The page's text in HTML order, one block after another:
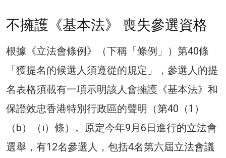
不擁護《基本法》 喪失參選資格
根據《立法會條例》（下稱「條例」）第40條
「獲提名的候選人須遵從的規定」，參選人的提
名表格須載有一項示明該人會擁護《基本法》和
保證效忠香港特別行政區的聲明（第40（1）
（b）（i）條）。原定今年9月6日進行的立法會
選舉，有12名參選人，包括4名第六屆立法會議